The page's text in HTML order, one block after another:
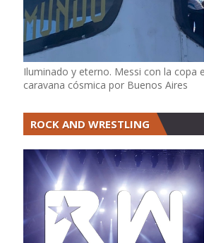
Iluminado y eterno. Messi con la copa
caravana cósmica por Buenos Aires
ROCK AND WRESTLING